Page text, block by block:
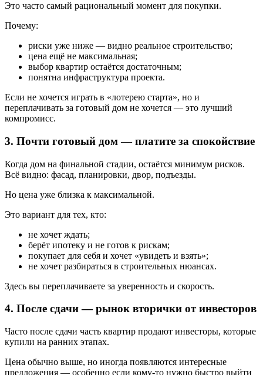
Это часто самый рациональный момент для покупки.
Почему:
риски уже ниже — видно реальное строительство;
цена ещё не максимальная;
выбор квартир остаётся достаточным;
понятна инфраструктура проекта.
Если не хочется играть в «лотерею старта», но и
переплачивать за готовый дом не хочется — это лучший
компромисс.
3. Почти готовый дом — платите за спокойствие
Когда дом на финальной стадии, остаётся минимум рисков.
Всё видно: фасад, планировки, двор, подъезды.
Но цена уже близка к максимальной.
Это вариант для тех, кто:
не хочет ждать;
берёт ипотеку и не готов к рискам;
покупает для себя и хочет «увидеть и взять»;
не хочет разбираться в строительных нюансах.
Здесь вы переплачиваете за уверенность и скорость.
4. После сдачи — рынок вторички от инвесторов
Часто после сдачи часть квартир продают инвесторы, которые
купили на ранних этапах.
Цена обычно выше, но иногда появляются интересные
предложения — особенно если кому-то нужно быстро выйти